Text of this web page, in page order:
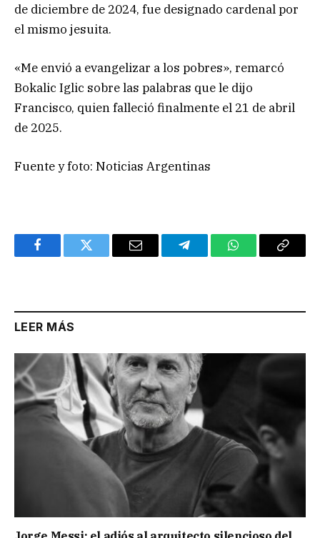
de diciembre de 2024, fue designado cardenal por
el mismo jesuita.
«Me envió a evangelizar a los pobres», remarcó
Bokalic Iglic sobre las palabras que le dijo
Francisco, quien falleció finalmente el 21 de abril
de 2025.
Fuente y foto: Noticias Argentinas
FacebookTwitter Email TelegramWhatsAppCopy
LEER MÁS